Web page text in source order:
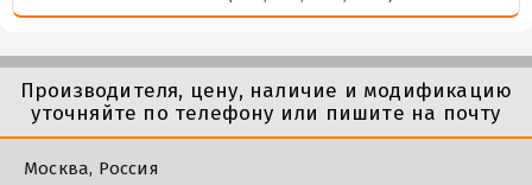
Производителя, цену, наличие и модификацию
уточняйте по телефону или пишите на почту
Москва, Россия